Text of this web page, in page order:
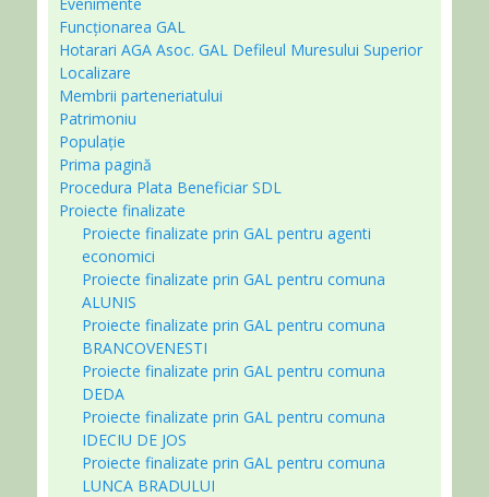
Funcționarea GAL
Hotarari AGA Asoc. GAL Defileul Muresului Superior
Localizare
Membrii parteneriatului
Patrimoniu
Populație
Prima pagină
Procedura Plata Beneficiar SDL
Proiecte finalizate
Proiecte finalizate prin GAL pentru agenti
economici
Proiecte finalizate prin GAL pentru comuna
ALUNIS
Proiecte finalizate prin GAL pentru comuna
BRANCOVENESTI
Proiecte finalizate prin GAL pentru comuna
DEDA
Proiecte finalizate prin GAL pentru comuna
IDECIU DE JOS
Proiecte finalizate prin GAL pentru comuna
LUNCA BRADULUI